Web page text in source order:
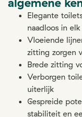
Elegante
naadloos in
Vloeiende
zitting zorgen
Brede zitting
Verborgen
uiterlijk
Gespreide
stabiliteit en